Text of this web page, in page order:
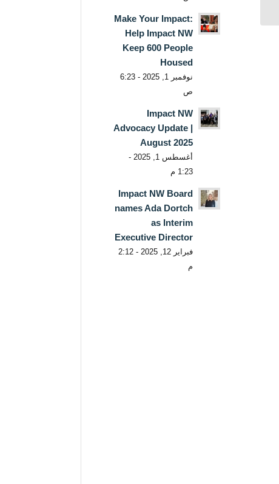
Make Your Impact:
Help Impact NW
Keep 600 People
Housed
نوفمبر 1, 2025 - 6:23
ص
Impact NW
Advocacy Update |
August 2025
أغسطس 1, 2025 -
1:23 م
Impact NW Board
names Ada Dortch
as Interim
Executive Director
فبراير 12, 2025 - 2:12
م